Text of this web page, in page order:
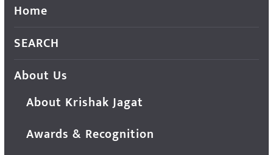
Home
SEARCH
About Us
About Krishak Jagat
Awards & Recognition